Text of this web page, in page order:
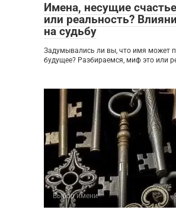
Имена, несущие
или реальность?
на судьбу
Задумывались ли вы, что имя может
будущее? Разбираемся, миф это или
Выбор имени